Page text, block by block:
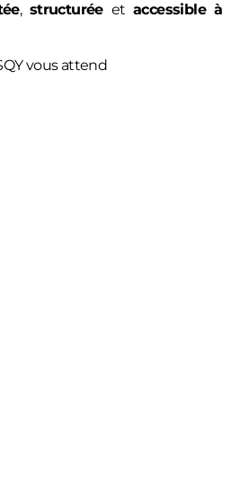
, structuréeet accessible à
vous attend